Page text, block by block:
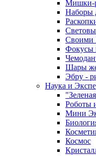
Мишки-
Наборы
Своими
Фокусы
Шары
Эбру -
Наука и
Роботы
Мини
Космос